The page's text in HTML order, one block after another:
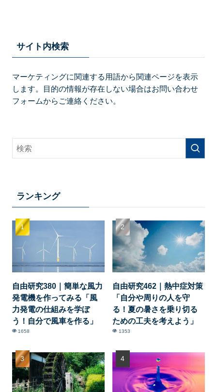
サイト内検索
マーケティングに関連する用語から関連ページを表示
します。目的の情報が存在しない場合はお問い合わせ
フォームからご連絡ください。
ランキング
自由研究380｜簡単な風力
発電機を作ってみる「風
力発電の仕組みを学ぼ
う！自分で風車を作る」
1658
自由研究462｜熱中症対策
「自分や周りの人を守
る！夏の暑さを乗り切る
ための工夫を考えよう」
1353